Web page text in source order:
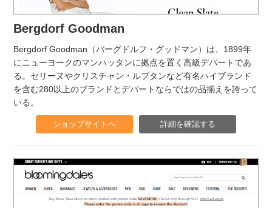
Bergdorf Goodman
Bergdorf Goodman（バーグドルフ・グッドマン）は、1899年
にニューヨークのマンハッタンに拠点を置く高級デパートであ
る。セリーヌやクリスチャン・ルブタンなど有名ハイブランド
を含む280以上のブランドとデパートならではの品揃えを誇って
いる。
ショップサイトへ 詳細を確認する